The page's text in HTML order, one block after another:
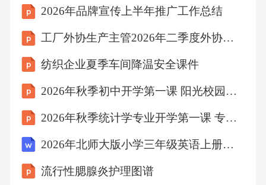
通过法律途径维护自己的合法权益。可以向相
网金融协会等。通过媒体曝光非法金融活动，
提高公众警惕性，共同维护金融秩序。维权与
举报途径向监管部门举报寻求法律援助投诉渠
道媒体曝光05典型案例分析假冒金融机构非法
老年人的信任。非法集资案例（如养老理财骗
局）01高收益承诺以高额回报为诱饵，引诱老
2026年品牌宣传上半年推广工作总结
工厂外协生产主管2026年二季度外协生产管控总结
纺织企业夏季车间降温安全课件
2026年秋季初中开学第一课 阳光校园和谐班级
2026年秋季统计学专业开学第一课 专业证书与资格认证课件
2026年北师大版小学三年级英语上册《Colors》课时教案
流行性腮腺炎护理图谱